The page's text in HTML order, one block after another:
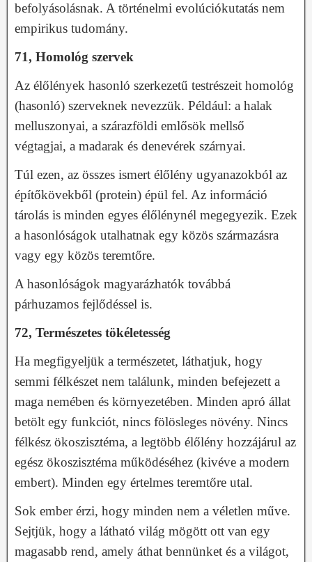
befolyásolásnak. A történelmi evolúciókutatás nem
empirikus tudomány.
71, Homológ szervek
Az élőlények hasonló szerkezetű testrészeit homológ
(hasonló) szerveknek nevezzük. Például: a halak
melluszonyai, a szárazföldi emlősök mellső
végtagjai, a madarak és denevérek szárnyai.
Túl ezen, az összes ismert élőlény ugyanazokból az
építőkövekből (protein) épül fel. Az információ
tárolás is minden egyes élőlénynél megegyezik. Ezek
a hasonlóságok utalhatnak egy közös származásra
vagy egy közös teremtőre.
A hasonlóságok magyarázhatók továbbá
párhuzamos fejlődéssel is.
72, Természetes tökéletesség
Ha megfigyeljük a természetet, láthatjuk, hogy
semmi félkészet nem találunk, minden befejezett a
maga nemében és környezetében. Minden apró állat
betölt egy funkciót, nincs fölösleges növény. Nincs
félkész ökoszisztéma, a legtöbb élőlény hozzájárul az
egész ökoszisztéma működéséhez (kivéve a modern
embert). Minden egy értelmes teremtőre utal.
Sok ember érzi, hogy minden nem a véletlen műve.
Sejtjük, hogy a látható világ mögött ott van egy
magasabb rend, amely áthat bennünket és a világot,